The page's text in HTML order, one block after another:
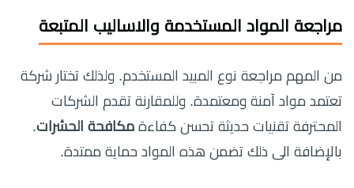
مراجعة المواد المستخدمة والاساليب المتبعة
من المهم مراجعة نوع المبيد المستخدم. ولذلك تختار شركة
تعتمد مواد آمنة ومعتمدة. وللمقارنة تقدم الشركات
المحترفة تقنيات حديثة تحسن كفاءة مكافحة الحشرات.
بالإضافة الى ذلك تضمن هذه المواد حماية ممتدة.